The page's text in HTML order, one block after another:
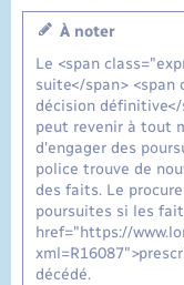
À noter
Le <span
suite</span> <span
décision définitive</
peut revenir à tout
d'engager des
police trouve de
des faits. Le
poursuites si les
href="https://
décédé.